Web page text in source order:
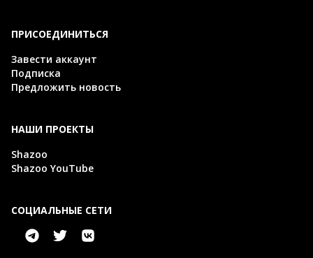
ПРИСОЕДИНИТЬСЯ
Завести аккаунт
Подписка
Предложить новость
НАШИ ПРОЕКТЫ
Shazoo
Shazoo YouTube
СОЦИАЛЬНЫЕ СЕТИ